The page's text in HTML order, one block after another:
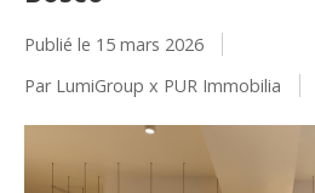
Publié le 15 mars 2026
Par LumiGroup x PUR Immobilia